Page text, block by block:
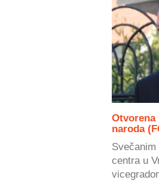
Otvorena
naroda
centra u